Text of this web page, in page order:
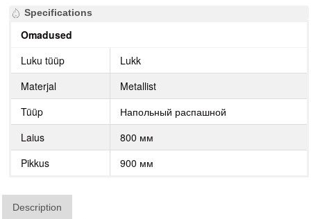
Specifications
Omadused
Luku tüüp
Lukk
Materjal
Metallist
Tüüp
Напольный распашной
Laius
800 мм
Pikkus
900 мм
Description